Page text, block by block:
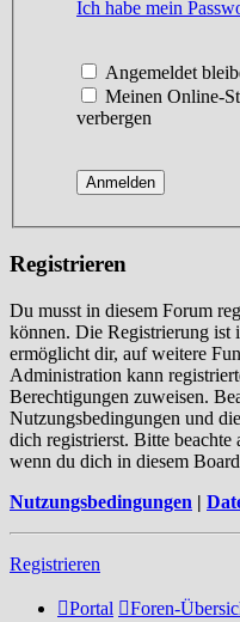
Ich habe mein
Angemeldet
Meinen Online-
verbergen
Registrieren
Du musst in diesem Forum
können. Die Registrierung ist
ermöglicht dir, auf weitere
Administration kann
Berechtigungen zuweisen.
Nutzungsbedingungen und
dich registrierst. Bitte
wenn du dich in diesem
Nutzungsbedingungen |
Registrieren
Portal
Foren-